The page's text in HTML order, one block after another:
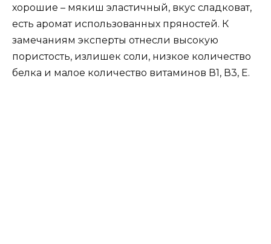
хорошие – мякиш эластичный, вкус сладковат,
есть аромат использованных пряностей. К
замечаниям эксперты отнесли высокую
пористость, излишек соли, низкое количество
белка и малое количество витаминов В1, В3, Е.